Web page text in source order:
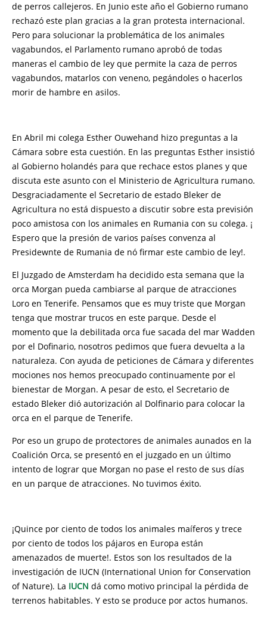
de perros callejeros. En Junio este año el Gobierno rumano
rechazó este plan gracias a la gran protesta internacional.
Pero para solucionar la problemática de los animales
vagabundos, el Parlamento rumano aprobó de todas
maneras el cambio de ley que permite la caza de perros
vagabundos, matarlos con veneno, pegándoles o hacerlos
morir de hambre en asilos.
En Abril mi colega Esther Ouwehand hizo preguntas a la
Cámara sobre esta cuestión. En las preguntas Esther insistió
al Gobierno holandés para que rechace estos planes y que
discuta este asunto con el Ministerio de Agricultura rumano.
Desgraciadamente el Secretario de estado Bleker de
Agricultura no está dispuesto a discutir sobre esta previsión
poco amistosa con los animales en Rumania con su colega. ¡
Espero que la presión de varios países convenza al
Presidewnte de Rumania de nó firmar este cambio de ley!.
El Juzgado de Amsterdam ha decidido esta semana que la
orca Morgan pueda cambiarse al parque de atracciones
Loro en Tenerife. Pensamos que es muy triste que Morgan
tenga que mostrar trucos en este parque. Desde el
momento que la debilitada orca fue sacada del mar Wadden
por el Dofinario, nosotros pedimos que fuera devuelta a la
naturaleza. Con ayuda de peticiones de Cámara y diferentes
mociones nos hemos preocupado continuamente por el
bienestar de Morgan. A pesar de esto, el Secretario de
estado Bleker dió autorización al Dolfinario para colocar la
orca en el parque de Tenerife.
Por eso un grupo de protectores de animales aunados en la
Coalición Orca, se presentó en el juzgado en un último
intento de lograr que Morgan no pase el resto de sus días
en un parque de atracciones. No tuvimos éxito.
¡Quince por ciento de todos los animales maíferos y trece
por ciento de todos los pájaros en Europa están
amenazados de muerte!. Estos son los resultados de la
investigación de IUCN (International Union for Conservation
of Nature). La IUCN dá como motivo principal la pérdida de
terrenos habitables. Y esto se produce por actos humanos.